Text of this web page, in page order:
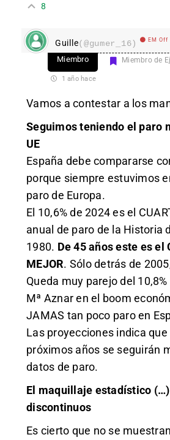
8
Guille(@gumer_16) EM Off
Miembro Miembro de
1 año hace
Vamos a contestar a los
Seguimos teniendo el paro
UE
España debe compararse
porque siempre estuvimos
paro de Europa.
El 10,6% de 2024 es el
anual de paro de la Historia
1980. De 45 años este es el
MEJOR. Sólo detrás de
Queda muy parejo del
Mª Aznar en el boom
JAMAS tan poco paro en
Las proyecciones indica
próximos años se seguirán
datos de paro.
El maquillaje estadístico
discontinuos
Es cierto que no se